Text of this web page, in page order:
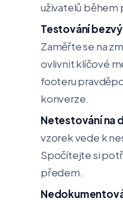
uživatelů během
Testování
Zaměřte se na
ovlivnit klíčové
footeru
konverze.
Netestování na
vzorek vede k
Spočítejte si
předem.